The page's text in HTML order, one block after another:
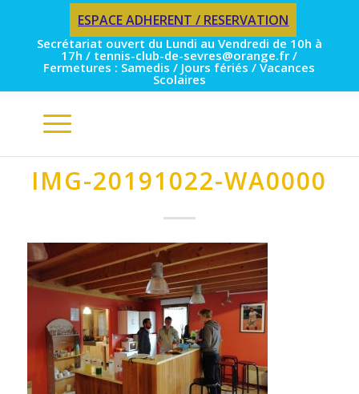
ESPACE ADHERENT / RESERVATION
Secrétariat ouvert du Lundi au Vendredi de 10h à
17h / tennis-club-de-sevres@orange.fr /
Fermetures : Samedis / Jours fériés / Vacances
Scolaires
IMG-20191022-WA0000